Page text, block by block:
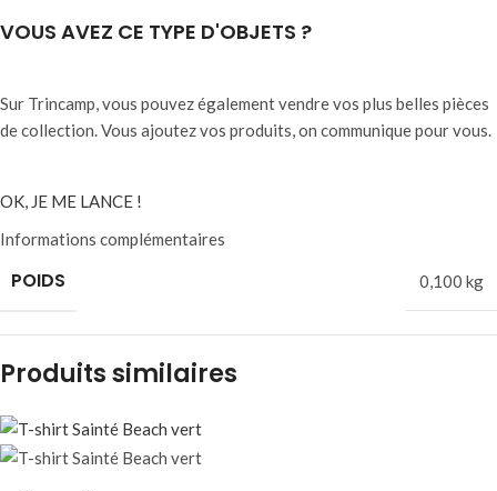
VOUS AVEZ CE TYPE D'OBJETS ?
Sur Trincamp, vous pouvez également vendre vos plus belles pièces
de collection. Vous ajoutez vos produits, on communique pour vous.
OK, JE ME LANCE !
Informations complémentaires
POIDS 0,100 kg
Produits similaires